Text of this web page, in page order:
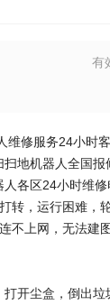
有
维修服务24小时
地机器人全国
各区24小时维
转，运行困难，
不上网，无法建
开尘盒，倒出